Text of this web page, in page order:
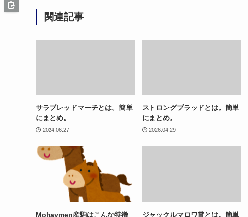
関連記事
サラブレッドマーチとは。簡単
にまとめ。
2024.06.27
ストロングブラッドとは。簡単
にまとめ。
2026.04.29
Mohaymen産駒はこんな特徴
ジャックルマロワ賞とは。簡単